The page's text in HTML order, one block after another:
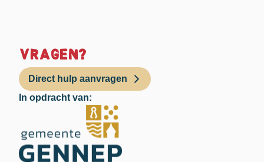
Vragen?
Direct hulp aanvragen
In opdracht van: